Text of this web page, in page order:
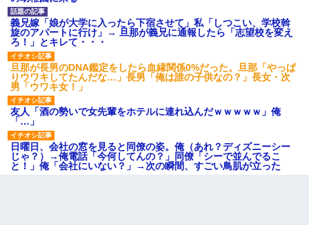
義兄嫁「娘が大学に入ったら下宿させて」私「しつこい、学校斡
旋のアパートに行け」→ 旦那が義兄に通報したら「志望校を変え
ろ！」とキレて・・・
旦那が長男のDNA鑑定をしたら血縁関係0%だった。旦那「やっぱ
りウワキしてたんだな…」長男「俺は誰の子供なの？」長女・次
男「ウワキ女！」
友人「酒の勢いで女先輩をホテルに連れ込んだｗｗｗｗｗ」俺
「…」
日曜日、会社の窓を見ると同僚の姿。俺（あれ？ディズニーシー
じゃ？）→俺電話「今何してんの？」同僚「シーで並んでるこ
と！」俺「会社にいない？」→次の瞬間、すごい鳥肌が立った